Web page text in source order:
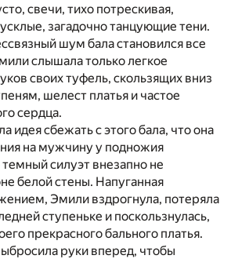
свечи, тихо потрескивая,
загадочно танцующие тени.
шум бала становился все
слышала только легкое
своих туфель, скользящих вниз
шелест платья и частое
сердца.
идея сбежать с этого бала, что она
на мужчину у подножия
силуэт внезапно не
белой стены. Напуганная
Эмили вздрогнула, потеряла
ступеньке и поскользнулась,
прекрасного бального платья.
руки вперед, чтобы